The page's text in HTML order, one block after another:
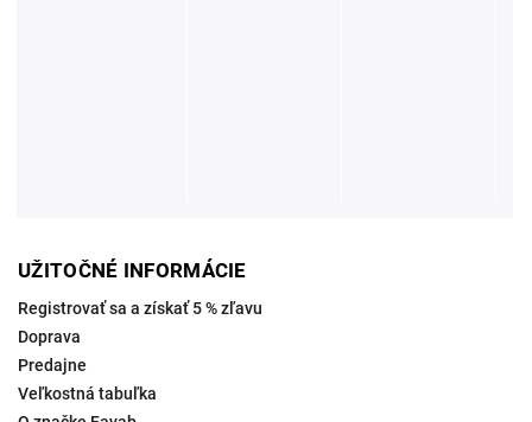
UŽITOČNÉ INFORMÁCIE
Registrovať sa a získať 5 % zľavu
Doprava
Predajne
Veľkostná tabuľka